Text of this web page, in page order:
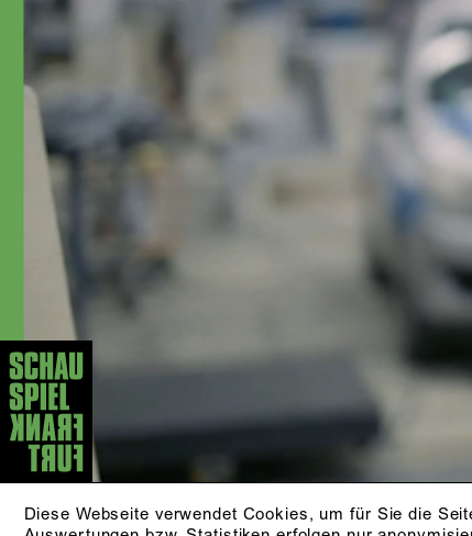
Diese Webseite verwendet Cookies, um für Sie die
Voigt zusammenarbeitete.
In der Spielzeit 2002/2003 wurde sie
als »Beste Nachwuchsschauspielerin«
in der Zeitschrift »Theater heute«
nominiert. 2006 erhielt sie den
Publikumspreis in Bad Hersfeld, 2015
am Düsseldorfer Schauspielhaus. Mit
der Spielzeit 2017/18 kam sie als
wurde für ihre Darstellung als Hedda
Gabler in der Regie von Mateja
Koležnik in »Theater heute« 2022 als
beste Schauspielerin nominiert.
Außerdem wirkt sie regelmäßig bei
Film- und Fernsehproduktionen mit und
ist als Sprecherin beim Hörfunk tätig.
AKTUELLE STÜCKE
KLEINER MANN - WAS